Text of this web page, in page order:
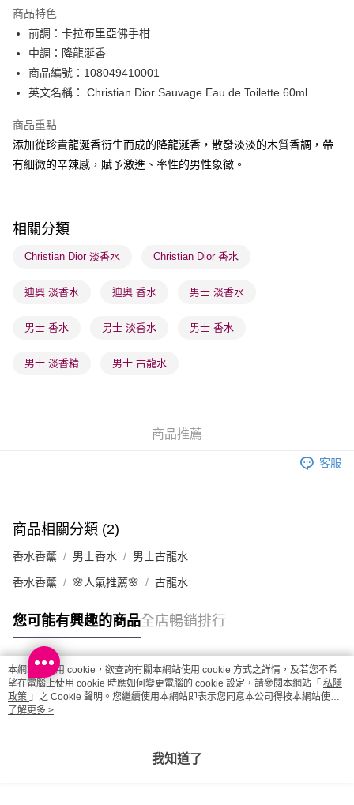
PayMe
WeChat Pay
BoC Pay
送貨方式
順豐自助櫃 - 確認發貨後1-3個工作天送達
每筆HK$65.00，滿HK$300.00或以上免運費
每筆HK$65.00，滿HK$300.00或以上免運費
確認發貨後1-3 工作天送達，訂單將隨機分配至SF順豐速運或京東
每筆HK$65.00，滿HK$300.00或以上免運費
(香港門市) 只顯示可選門市。確認發貨後2-5個工作天到店，3天內
每筆HK$20.00，滿HK$100.00或以上免運費
每筆HK$20.00，滿HK$100.00或以上免運費
商品特色
前調：卡拉布里亞佛手柑
中調：降龍涎香
商品編號：108049410001
英文名稱： Christian Dior Sauvage Eau de Toilette 60ml
商品重點
添加從珍貴龍涎香衍生而成的降龍涎香，散發淡淡的木質香調，帶
有細微的辛辣感，賦予激進、率性的男性象徵。
相關分類
Christian Dior 淡香水 Christian Dior 香水
迪奧 淡香水 迪奧 香水 男士 淡香水
男士 香水 男士 淡香水 男士 香水
男士 淡香精 男士 古龍水
商品推薦
客服
商品相關分類 (2)
香水香薰 男士香水 男士古龍水
香水香薰 🌸人氣推薦🌸 古龍水
您可能有興趣的商品全店暢銷排行
熱門標籤
熱銷排行
本網站中使用 cookie，欲查詢有關本網站使用 cookie 方式之詳情，及若您不希
望在電腦上使用 cookie 時應如何變更電腦的 cookie 設定，請參閱本網站「 私隱
政策 」之 Cookie 聲明。您繼續使用本網站即表示您同意本公司得按本網站使用
條款之 Cookie 聲明使用 cookie。
了解更多 >
我知道了